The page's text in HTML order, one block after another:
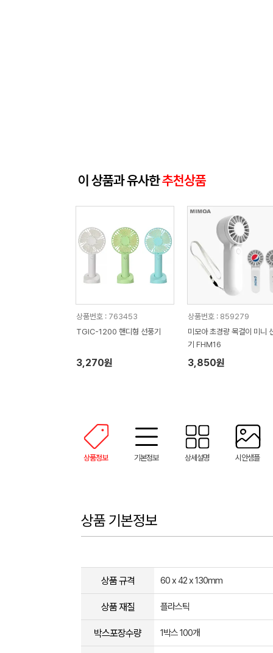
이 상품과 유사한추천상품
상품번호 : 763453
TGIC-1200 핸디형 선풍기
3,270원
상품번호 : 859279
미모아 초경량 목걸이 미니
기 FHM16
3,850원
상품정보 기본정보 상세설명 시안샘플
상품 기본정보
상품 규격 60 x 42 x 130mm
상품 재질 플라스틱
박스포장수량 1박스 100개